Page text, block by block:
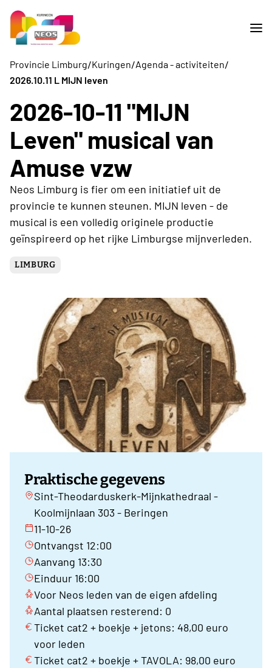
Provincie Limburg/Kuringen/Agenda - activiteiten/
2026.10.11 L MIJN leven
2026-10-11 "MIJN
Leven" musical van
Amuse vzw
Neos Limburg is fier om een initiatief uit de
provincie te kunnen steunen. MIJN leven - de
musical is een volledig originele productie
geïnspireerd op het rijke Limburgse mijnverleden.
LIMBURG
Praktische gegevens
Sint-Theodarduskerk-Mijnkathedraal -
Koolmijnlaan 303 - Beringen
11-10-26
Ontvangst 12:00
Aanvang 13:30
Einduur 16:00
Voor Neos leden van de eigen afdeling
Aantal plaatsen resterend: 0
Ticket cat2 + boekje + jetons: 48,00 euro
voor leden
Ticket cat2 + boekje + TAVOLA: 98,00 euro